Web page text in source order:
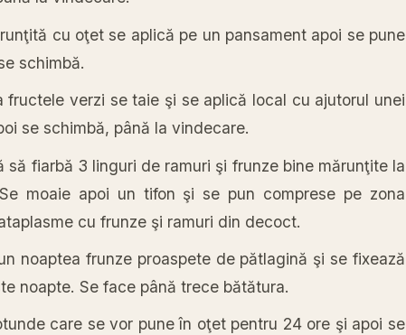
cu oţet se aplică pe un pansament apoi se pune
schimbă.
verzi se taie şi se aplică local cu ajutorul unei
se schimbă, până la vindecare.
să fiarbă 3 linguri de ramuri şi frunze bine mărunţite la
moaie apoi un tifon şi se pun comprese pe zona
cu frunze şi ramuri din decoct.
noaptea frunze proaspete de pătlagină şi se fixează
noapte. Se face până trece bătătura.
care se vor pune în oţet pentru 24 ore şi apoi se